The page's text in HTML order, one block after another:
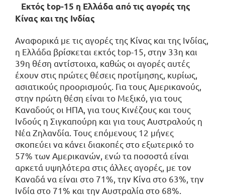
Εκτός top-15 η Ελλάδα από τις αγορές της
Κίνας και της Ινδίας
Αναφορικά με τις αγορές της Κίνας και της Ινδίας,
η Ελλάδα βρίσκεται εκτός top-15, στην 33η και
39η θέση αντίστοιχα, καθώς οι αγορές αυτές
έχουν στις πρώτες θέσεις προτίμησης, κυρίως,
ασιατικούς προορισμούς. Για τους Αμερικανούς,
στην πρώτη θέση είναι το Μεξικό, για τους
Καναδούς οι ΗΠΑ, για τους Κινέζους και τους
Ινδούς η Σιγκαπούρη και για τους Αυστραλούς η
Νέα Ζηλανδία. Τους επόμενους 12 μήνες
σκοπεύει να κάνει διακοπές στο εξωτερικό το
57% των Αμερικανών, ενώ τα ποσοστά είναι
αρκετά υψηλότερα στις άλλες αγορές, με τον
Καναδά να είναι στο 71%, την Κίνα στο 63%, την
Ινδία στο 71% και την Αυστραλία στο 68%.